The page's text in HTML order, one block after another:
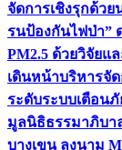
จัดการเชิงรุกด้วย
รนป้องกันไฟป่า”
PM2.5 ด้วยวิจัยแ
เดินหน้าบริหารจั
ระดับระบบเตือน
มูลนิธิธรรมาภิบา
บางเขน ลงนาม